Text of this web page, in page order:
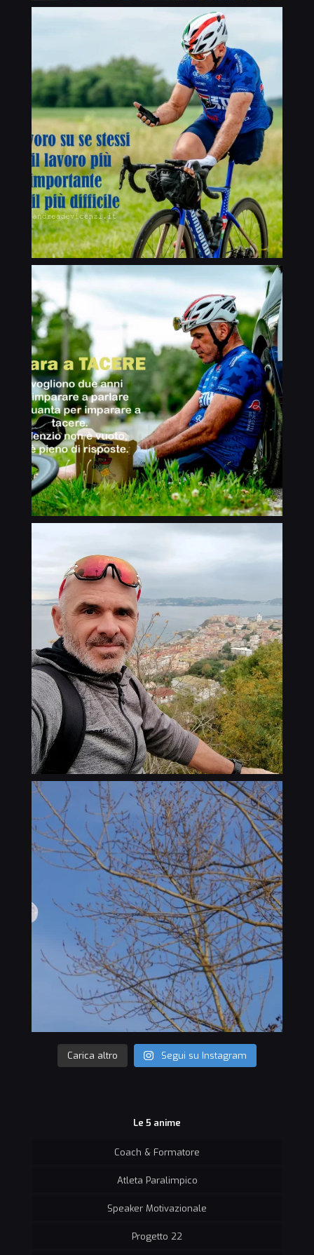
Carica altro Segui su Instagram
Le 5 anime
Coach & Formatore
Atleta Paralimpico
Speaker Motivazionale
Progetto 22